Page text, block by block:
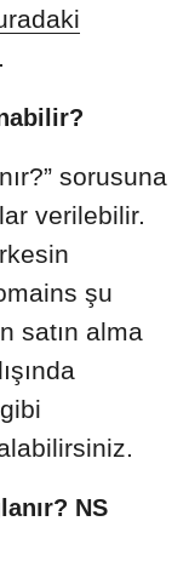
sorusuna
verilebilir.
şu
satın alma
NS